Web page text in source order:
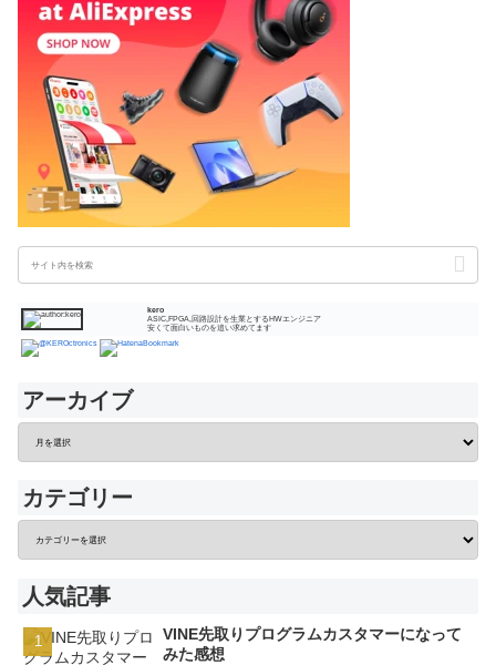
kero
ASIC,FPGA,回路設計を生業とするHWエンジニア
安くて面白いものを追い求めてます
アーカイブ
カテゴリー
人気記事
VINE先取りプログラムカスタマーになって
みた感想